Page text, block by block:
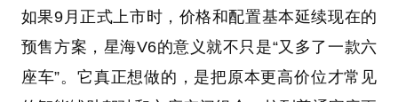
如果9月正式上市时，价格和配置基本延续现在的
预售方案，星海V6的意义就不只是“又多了一款六
座车”。它真正想做的，是把原本更高价位才常见